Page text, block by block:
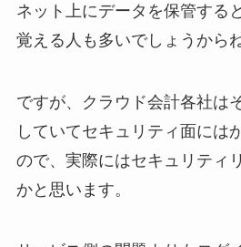
ネット上にデータを保管する
覚える人も多いでしょうからね
ですが、クラウド会計各社は
していてセキュリティ面には
ので、実際にはセキュリティ
かと思います。